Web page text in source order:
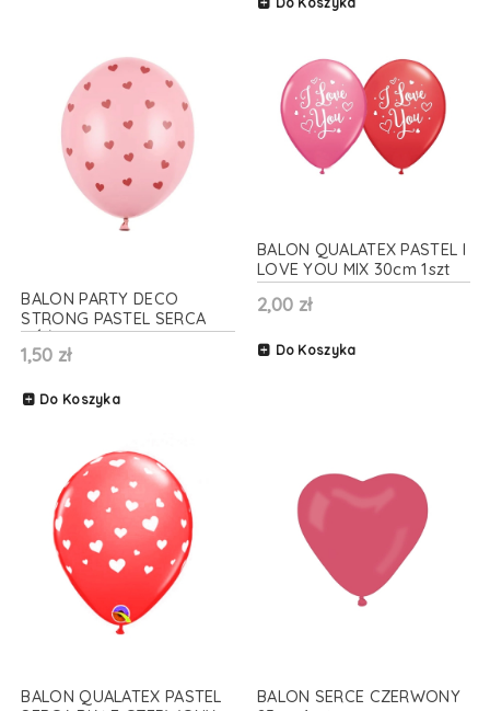
BALON PARTY DECO
STRONG PASTEL SERCA
RÓŻOWY 30cm 1szt
1,50 zł
Do Koszyka
BALON QUALATEX PASTEL I
LOVE YOU MIX 30cm 1szt
2,00 zł
Do Koszyka
BALON QUALATEX PASTEL
BALON SERCE CZERWONY